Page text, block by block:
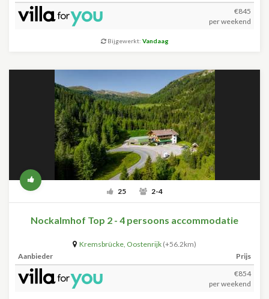
€845
per weekend
Bijgewerkt: Vandaag
25 2-4
Nockalmhof Top 2 - 4 persoons accommodatie
Kremsbrücke, Oostenrijk (+56.2km)
Aanbieder
Prijs
€854
per weekend